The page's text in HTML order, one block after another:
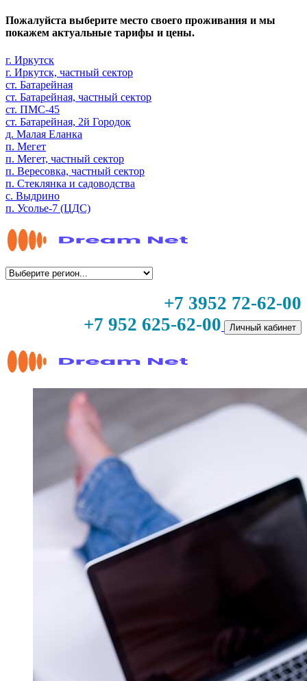
Пожалуйста выберите место своего проживания и мы
покажем актуальные тарифы и цены.
г. Иркутск
г. Иркутск, частный сектор
ст. Батарейная
ст. Батарейная, частный сектор
ст. ПМС-45
ст. Батарейная, 2й Городок
д. Малая Еланка
п. Мегет
п. Мегет, частный сектор
п. Вересовка, частный сектор
п. Стеклянка и садоводства
с. Выдрино
п. Усолье-7 (ЦДС)
+7 3952 72-62-00
+7 952 625-62-00
Личный кабинет